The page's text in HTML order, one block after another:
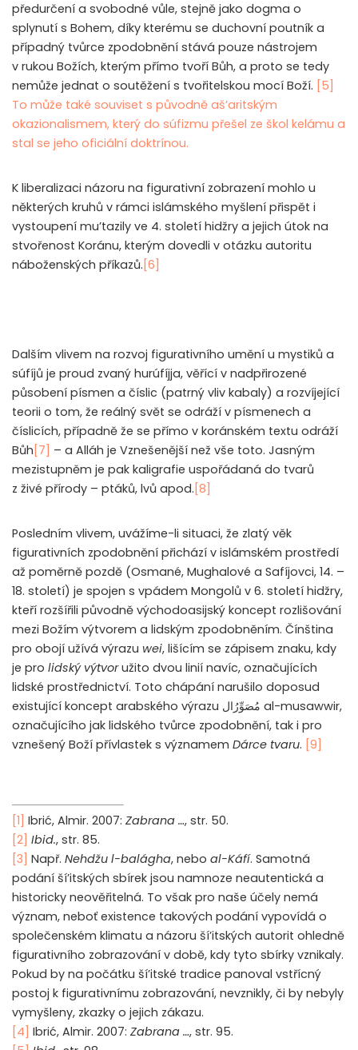
předurčení a svobodné vůle, stejně jako dogma o
splynutí s Bohem, díky kterému se duchovní poutník a
případný tvůrce zpodobnění stává pouze nástrojem
v rukou Božích, kterým přímo tvoří Bůh, a proto se tedy
nemůže jednat o soutěžení s tvořitelskou mocí Boží. [5]
To může také souviset s původně aš’aritským
okazionalismem, který do súfizmu přešel ze škol kelámu a
stal se jeho oficiální doktrínou.
K liberalizaci názoru na figurativní zobrazení mohlo u
některých kruhů v rámci islámského myšlení přispět i
vystoupení mu’tazily ve 4. století hidžry a jejich útok na
stvořenost Koránu, kterým dovedli v otázku autoritu
náboženských příkazů. [6]
Dalším vlivem na rozvoj figurativního umění u mystiků a
súfíjů je proud zvaný hurúfíjja, věřící v nadpřirozené
působení písmen a číslic (patrný vliv kabaly) a rozvíjející
teorii o tom, že reálný svět se odráží v písmenech a
číslicích, případně že se přímo v koránském textu odráží
Bůh [7] – a Alláh je Vznešenější než vše toto. Jasným
mezistupněm je pak kaligrafie uspořádaná do tvarů
z živé přírody – ptáků, lvů apod. [8]
Posledním vlivem, uvážíme-li situaci, že zlatý věk
figurativních zpodobnění přichází v islámském prostředí
až poměrně pozdě (Osmané, Mughalové a Safíjovci, 14. –
18. století) je spojen s vpádem Mongolů v 6. století hidžry,
kteří rozšířili původně východoasijský koncept rozlišování
mezi Božím výtvorem a lidským zpodobněním. Čínština
pro obojí užívá výrazu wei, lišícím se zápisem znaku, kdy
je pro lidský výtvoružito dvou linií navíc, označujících
lidské prostřednictví. Toto chápání narušilo doposud
existující koncept arabského výrazu المُصَوِّرُ al-musawwir,
označujícího jak lidského tvůrce zpodobnění, tak i pro
vznešený Boží přívlastek s významem Dárce tvaru. [9]
[1] Ibrić, Almir. 2007: Zabrana …, str. 50.
[2] Ibid., str. 85.
[3] Např. Nehdžu l-balágha, nebo al-Káfí. Samotná
podání ší’itských sbírek jsou namnoze neautentická a
historicky neověřitelná. To však pro naše účely nemá
význam, neboť existence takových podání vypovídá o
společenském klimatu a názoru ší’itských autorit ohledně
figurativního zobrazování v době, kdy tyto sbírky vznikaly.
Pokud by na počátku ší’itské tradice panoval vstřícný
postoj k figurativnímu zobrazování, nevznikly, či by nebyly
vymyšleny, zkazky o jejich zákazu.
[4] Ibrić, Almir. 2007: Zabrana …, str. 95.